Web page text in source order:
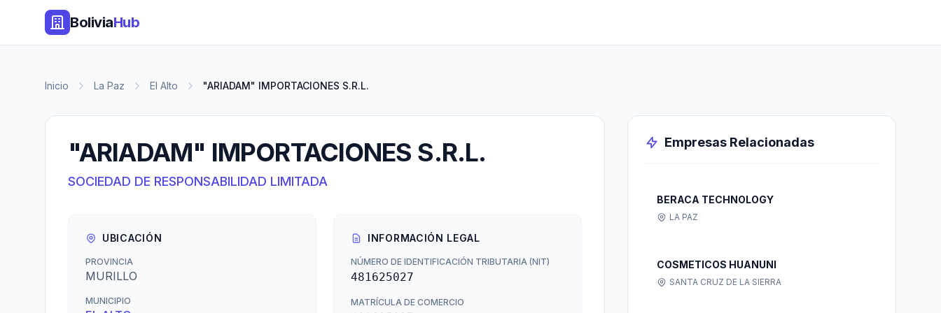
BoliviaHub
Inicio La Paz El Alto "ARIADAM" IMPORTACIONES S.R.L.
"ARIADAM" IMPORTACIONES S.R.L.
SOCIEDAD DE RESPONSABILIDAD LIMITADA
UBICACIÓN
PROVINCIA
MURILLO
MUNICIPIO
INFORMACIÓN LEGAL
NÚMERO DE IDENTIFICACIÓN TRIBUTARIA (NIT)
481625027
MATRÍCULA DE COMERCIO
Empresas Relacionadas
BERACA TECHNOLOGY
LA PAZ
COSMETICOS HUANUNI
SANTA CRUZ DE LA SIERRA